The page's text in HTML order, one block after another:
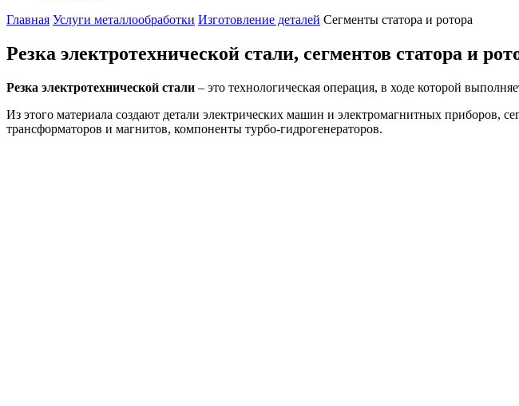
Главная Услуги металлообработки Изготовление деталей Сегменты статора и ротора
Резка электротехнической стали, сегментов статора и
Резка электротехнической стали – это технологическая операция, в ходе которой
Из этого материала создают детали электрических машин и электромагнитных приборов,
трансформаторов и магнитов, компоненты турбо-гидрогенераторов.